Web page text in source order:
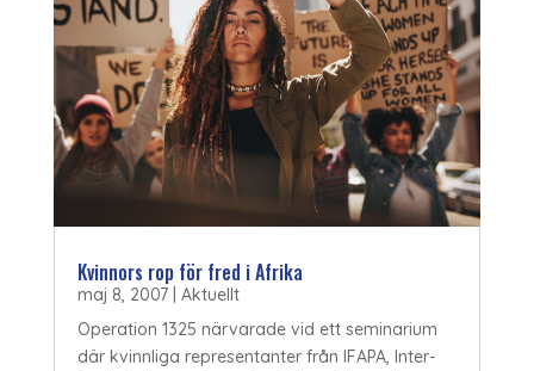
Kvinnors rop för fred i Afrika
maj 8, 2007| Aktuellt
Operation 1325 närvarade vid ett seminarium
där kvinnliga representanter från IFAPA, Inter-